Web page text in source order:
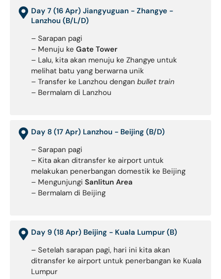
Day 7 (16 Apr) Jiangyuguan - Zhangye -
Lanzhou (B/L/D)
– Sarapan pagi
– Menuju ke Gate Tower
– Lalu, kita akan menuju ke Zhangye untuk
melihat batu yang berwarna unik
– Transfer ke Lanzhou dengan bullet train
– Bermalam di Lanzhou
Day 8 (17 Apr) Lanzhou - Beijing (B/D)
– Sarapan pagi
– Kita akan ditransfer ke airport untuk
melakukan penerbangan domestik ke Beijing
– Mengunjungi Sanlitun Area
– Bermalam di Beijing
Day 9 (18 Apr) Beijing - Kuala Lumpur (B)
– Setelah sarapan pagi, hari ini kita akan
ditransfer ke airport untuk penerbangan ke Kuala
Lumpur